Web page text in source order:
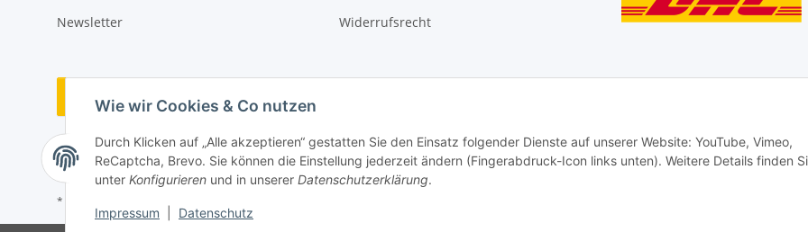
Wie wir Cookies & Co nutzen
Durch Klicken auf „Alle akzeptieren“ gestatten Sie den Einsatz folgender Dienste auf unserer Website: YouTube, Vimeo,
ReCaptcha, Brevo. Sie können die Einstellung jederzeit ändern (Fingerabdruck-Icon links unten). Weitere Details finden
unter Konfigurieren und in unserer Datenschutzerklärung.
Impressum Datenschutz
Newsletter
Widerrufsrecht
Vertrag widerrufen
* Alle Preise inkl. gesetzlicher USt., zzgl.